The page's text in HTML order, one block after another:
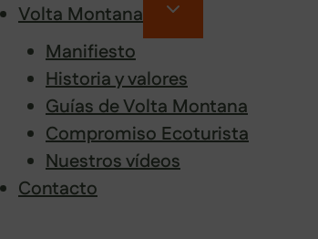
Volta Montana
Manifiesto
Historia y valores
Guías de Volta Montana
Compromiso Ecoturista
Nuestros vídeos
Contacto